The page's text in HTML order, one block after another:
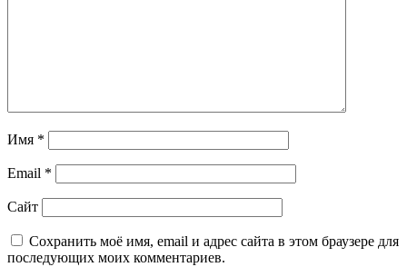
Имя *
Email *
Сайт
Сохранить моё имя, email и адрес сайта в этом браузере для
последующих моих комментариев.